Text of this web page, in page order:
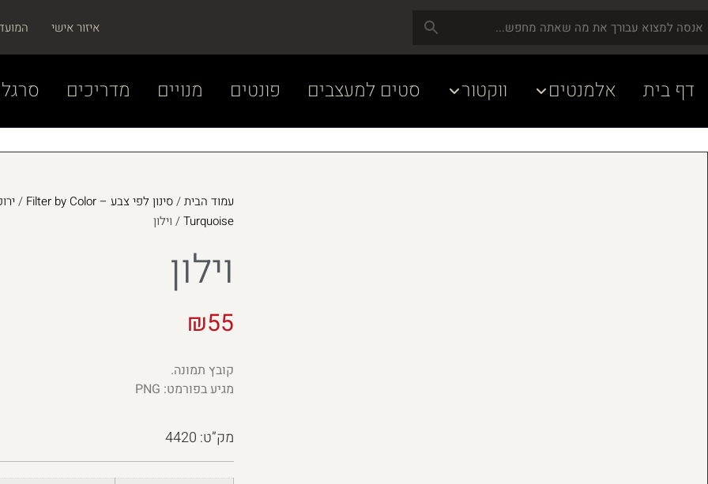
איזור אישי
דף בית אלמנטים ווקטור סטים למעצבים פונטים מנויים מדריכים
עמוד הבית/סינון לפי צבע – Filter by Color /
Turquoise/ וילון
וילון
₪55
קובץ תמונה.
מגיע בפורמט: PNG
מק”ט: 4420